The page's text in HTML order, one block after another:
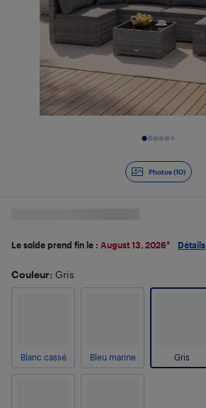
Photos (10)
Le solde prend fin le : August 13, 2026* Détails
Couleur: Gris
Blanc cassé Bleu marine Gris